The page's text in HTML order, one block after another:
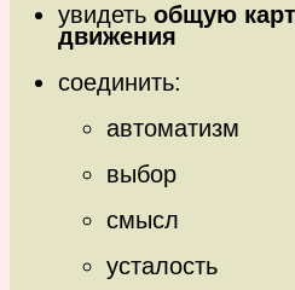
увидеть общую
движения
соединить:
автоматизм
выбор
смысл
усталость